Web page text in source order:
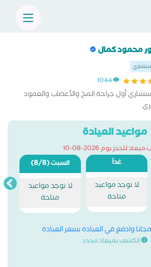
محمود كمال
1044
أول جراحة المخ والأعصاب والعمود
مواعيد العيادة
للحجز يوم 2026-08-10
غداً
لا توجد مواعيد
متاحة
السبت(8/8)
لا توجد مواعيد
متاحة
وادفع في العيادة بسعر العيادة
الكشف بميعاد محدد